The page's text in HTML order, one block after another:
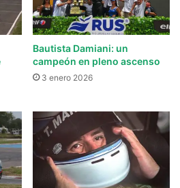
Bautista Damiani: un
campeón en pleno ascenso
3 enero 2026